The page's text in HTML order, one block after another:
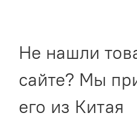
Не нашли
сайте? Мы
его из Китая